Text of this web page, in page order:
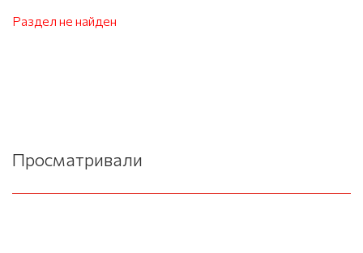
Раздел не найден
Просматривали